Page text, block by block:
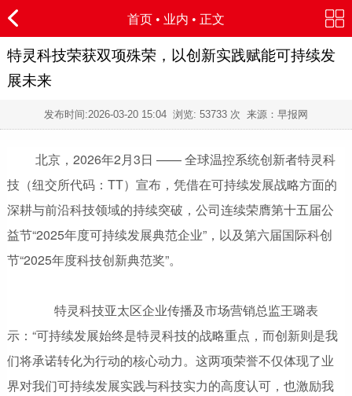
首页 • 业内 • 正文
特灵科技荣获双项殊荣，以创新实践赋能可持续发
展未来
发布时间:2026-03-20 15:04 浏览: 53733 次 来源：早报网
北京，2026年2月3日 —— 全球温控系统创新者特灵科
技（纽交所代码：TT）宣布，凭借在可持续发展战略方面的
深耕与前沿科技领域的持续突破，公司连续荣膺第十五届公
益节“2025年度可持续发展典范企业”，以及第六届国际科创
节“2025年度科技创新典范奖”。
特灵科技亚太区企业传播及市场营销总监王璐表
示：“可持续发展始终是特灵科技的战略重点，而创新则是我
们将承诺转化为行动的核心动力。这两项荣誉不仅体现了业
界对我们可持续发展实践与科技实力的高度认可，也激励我